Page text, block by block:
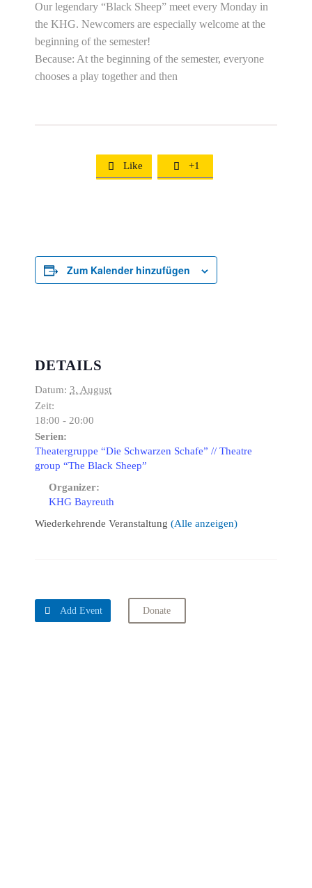
Our legendary “Black Sheep” meet every Monday in
the KHG. Newcomers are especially welcome at the
beginning of the semester!
Because: At the beginning of the semester, everyone
chooses a play together and then
 Like  +1
Zum Kalender hinzufügen
DETAILS
Datum: 3. August
Zeit:
18:00 - 20:00
Serien:
Theatergruppe “Die Schwarzen Schafe” // Theatre
group “The Black Sheep”
Organizer:
KHG Bayreuth
Wiederkehrende Veranstaltung (Alle anzeigen)
 Add Event Donate